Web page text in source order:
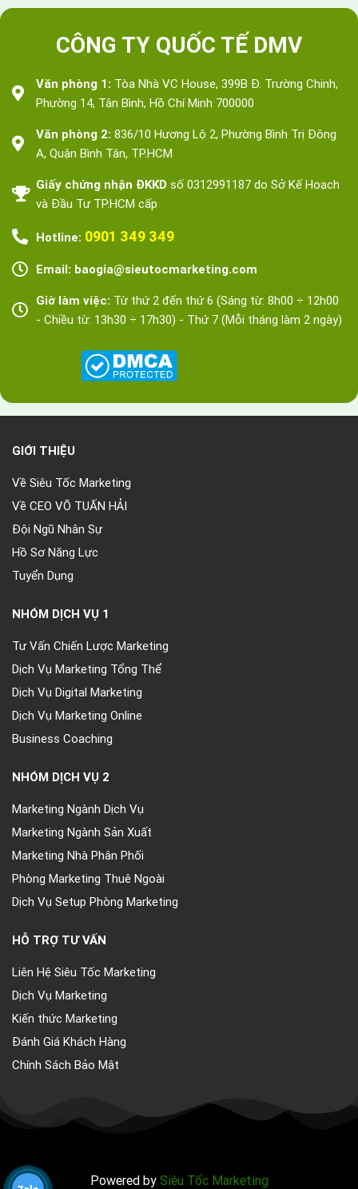
CÔNG TY QUỐC TẾ DMV
Văn phòng 1: Tòa Nhà VC House, 399B Đ. Trường Chinh,
Phường 14, Tân Bình, Hồ Chí Minh 700000
Văn phòng 2: 836/10 Hương Lộ 2, Phường Bình Trị Đông
A, Quận Bình Tân, TP.HCM
Giấy chứng nhận ĐKKD số 0312991187 do Sở Kế Hoạch
và Đầu Tư TP.HCM cấp
Hotline: 0901 349 349
Email: baogia@sieutocmarketing.com
Giờ làm việc: Từ thứ 2 đến thứ 6 (Sáng từ: 8h00 ÷ 12h00
- Chiều từ: 13h30 ÷ 17h30) - Thứ 7 (Mỗi tháng làm 2 ngày)
Về CEO VÕ TUẤN HẢI
Hồ Sơ Năng Lực
Tuyển Dụng
Dịch Vụ Digital Marketing
Dịch Vụ Marketing Online
Business Coaching
Marketing Ngành Sản Xuất
Marketing Nhà Phân Phối
Phòng Marketing Thuê Ngoài
Dịch Vụ Setup Phòng Marketing
Kiến thức Marketing
Đánh Giá Khách Hàng